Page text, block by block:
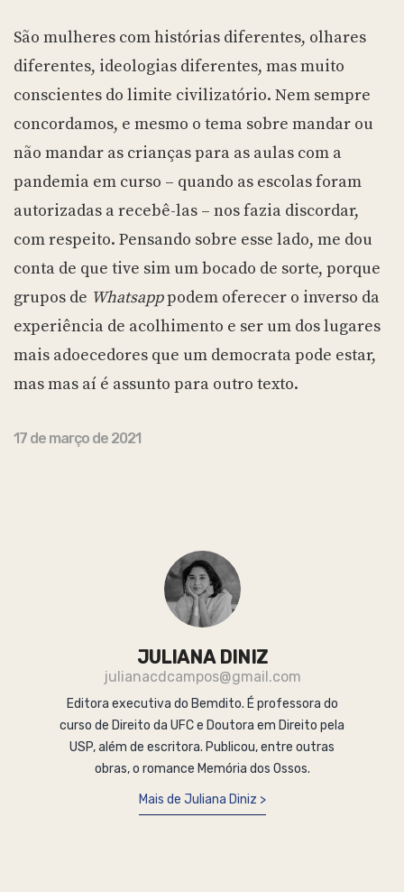
São mulheres com histórias diferentes, olhares
diferentes, ideologias diferentes, mas muito
conscientes do limite civilizatório. Nem sempre
concordamos, e mesmo o tema sobre mandar ou
não mandar as crianças para as aulas com a
pandemia em curso – quando as escolas foram
autorizadas a recebê-las – nos fazia discordar,
com respeito. Pensando sobre esse lado, me dou
conta de que tive sim um bocado de sorte, porque
grupos de Whatsapppodem oferecer o inverso da
experiência de acolhimento e ser um dos lugares
mais adoecedores que um democrata pode estar,
mas mas aí é assunto para outro texto.
17 de março de 2021
JULIANA DINIZ
julianacdcampos@gmail.com
Editora executiva do Bemdito. É professora do
curso de Direito da UFC e Doutora em Direito pela
USP, além de escritora. Publicou, entre outras
obras, o romance Memória dos Ossos.
Mais de Juliana Diniz